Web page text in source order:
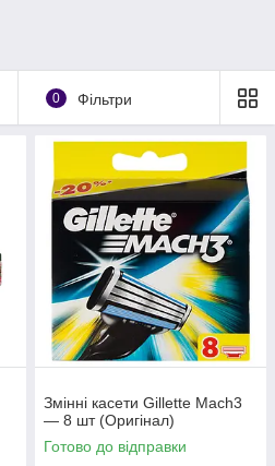
0 Фільтри
Змінні касети Gillette Mach3
— 8 шт (Оригінал)
Готово до відправки